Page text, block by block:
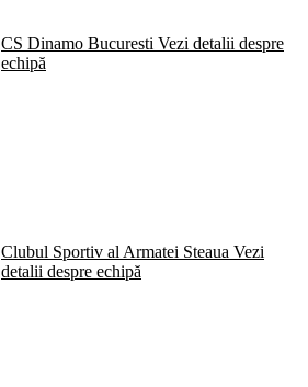
CS Dinamo Bucuresti Vezi detalii despre
echipă
Clubul Sportiv al Armatei Steaua Vezi
detalii despre echipă